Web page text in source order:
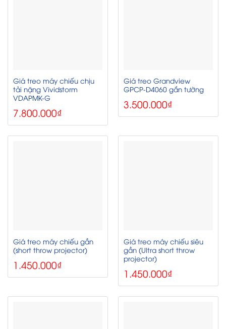
Giá treo máy chiếu chịu
tải nặng Vividstorm
VDAPMK-G
7.800.000₫
Giá treo Grandview
GPCP-D4060 gắn tường
3.500.000₫
Giá treo máy chiếu gần
(short throw projector)
1.450.000₫
Giá treo máy chiếu siêu
gần (Ultra short throw
projector)
1.450.000₫